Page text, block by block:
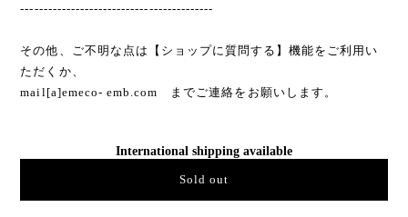
------------------------------------------
その他、ご不明な点は【ショップに質問する】機能をご利用い
ただくか、
mail[a]emeco- emb.com までご連絡をお願いします。
International shipping available
Sold out